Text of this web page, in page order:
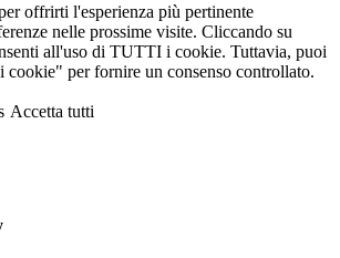
offrirti l'esperienza più pertinente
nelle prossime visite. Cliccando su
all'uso di TUTTI i cookie. Tuttavia, puoi
cookie" per fornire un consenso controllato.
Accetta tutti